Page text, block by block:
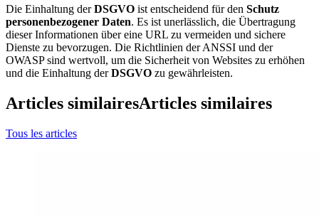
Die Einhaltung derDSGVO ist entscheidend für den Schutz
personenbezogener Daten. Es ist unerlässlich, die Übertragung
dieser Informationen über eine URL zu vermeiden und sichere
Dienste zu bevorzugen. Die Richtlinien der ANSSI und der
OWASP sind wertvoll, um die Sicherheit von Websites zu erhöhen
und die Einhaltung derDSGVO zu gewährleisten.
Articles similairesArticles similaires
Tous les articles